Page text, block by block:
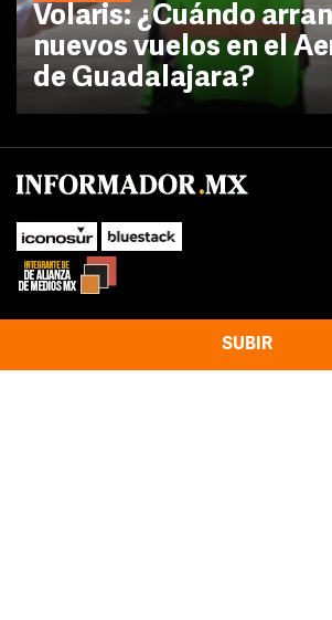
Volaris: ¿Cuándo
nuevos vuelos en el
de Guadalajara?
SUBIR